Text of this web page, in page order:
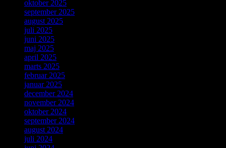
oktober 2025
september 2025
august 2025
juli 2025
juni 2025
maj 2025
april 2025
marts 2025
februar 2025
januar 2025
december 2024
november 2024
oktober 2024
september 2024
august 2024
juli 2024